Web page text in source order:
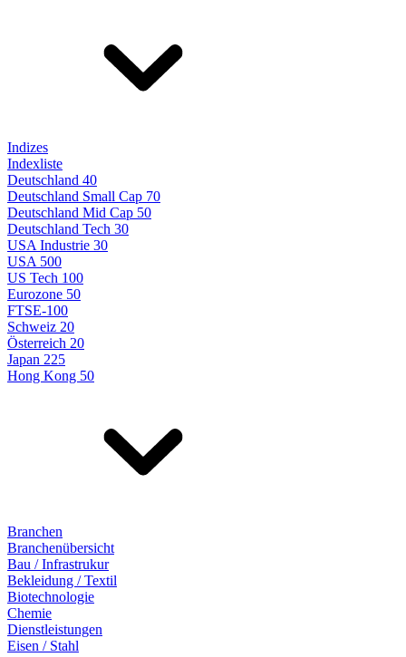
Indizes
Indexliste
Deutschland 40
Deutschland Small Cap 70
Deutschland Mid Cap 50
Deutschland Tech 30
USA Industrie 30
USA 500
US Tech 100
Eurozone 50
FTSE-100
Schweiz 20
Österreich 20
Japan 225
Hong Kong 50
Branchen
Branchenübersicht
Bau / Infrastrukur
Bekleidung / Textil
Biotechnologie
Chemie
Dienstleistungen
Eisen / Stahl